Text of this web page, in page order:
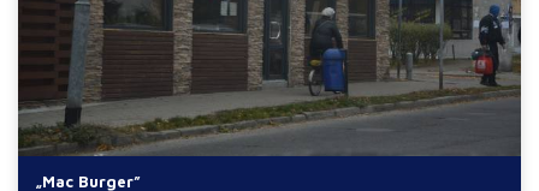
„Mac Burger”